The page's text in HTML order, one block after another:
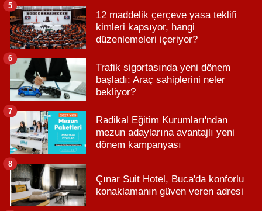
12 maddelik çerçeve yasa teklifi
kimleri kapsıyor, hangi
düzenlemeleri içeriyor?
5
Trafik sigortasında yeni dönem
başladı: Araç sahiplerini neler
bekliyor?
6
Radikal Eğitim Kurumları'ndan
mezun adaylarına avantajlı yeni
dönem kampanyası
7
Çınar Suit Hotel, Buca'da konforlu
konaklamanın güven veren adresi
8